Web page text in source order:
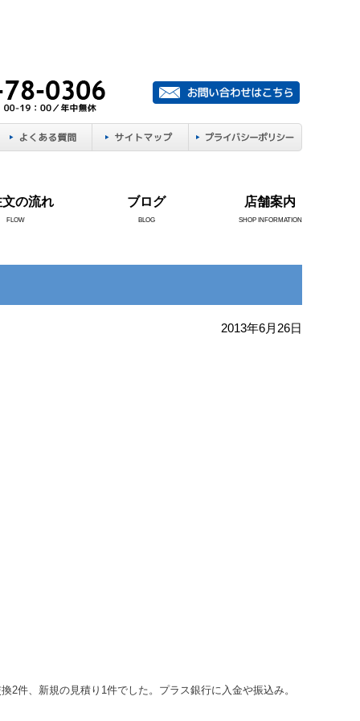
文の流れ
FLOW
ブログ
BLOG
店舗案内
SHOP INFORMATION
2013年6月26日
件、新規の見積り1件でした。プラス銀行に入金や振込み。